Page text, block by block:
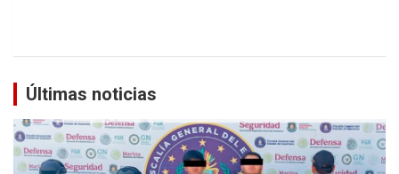
Últimas noticias